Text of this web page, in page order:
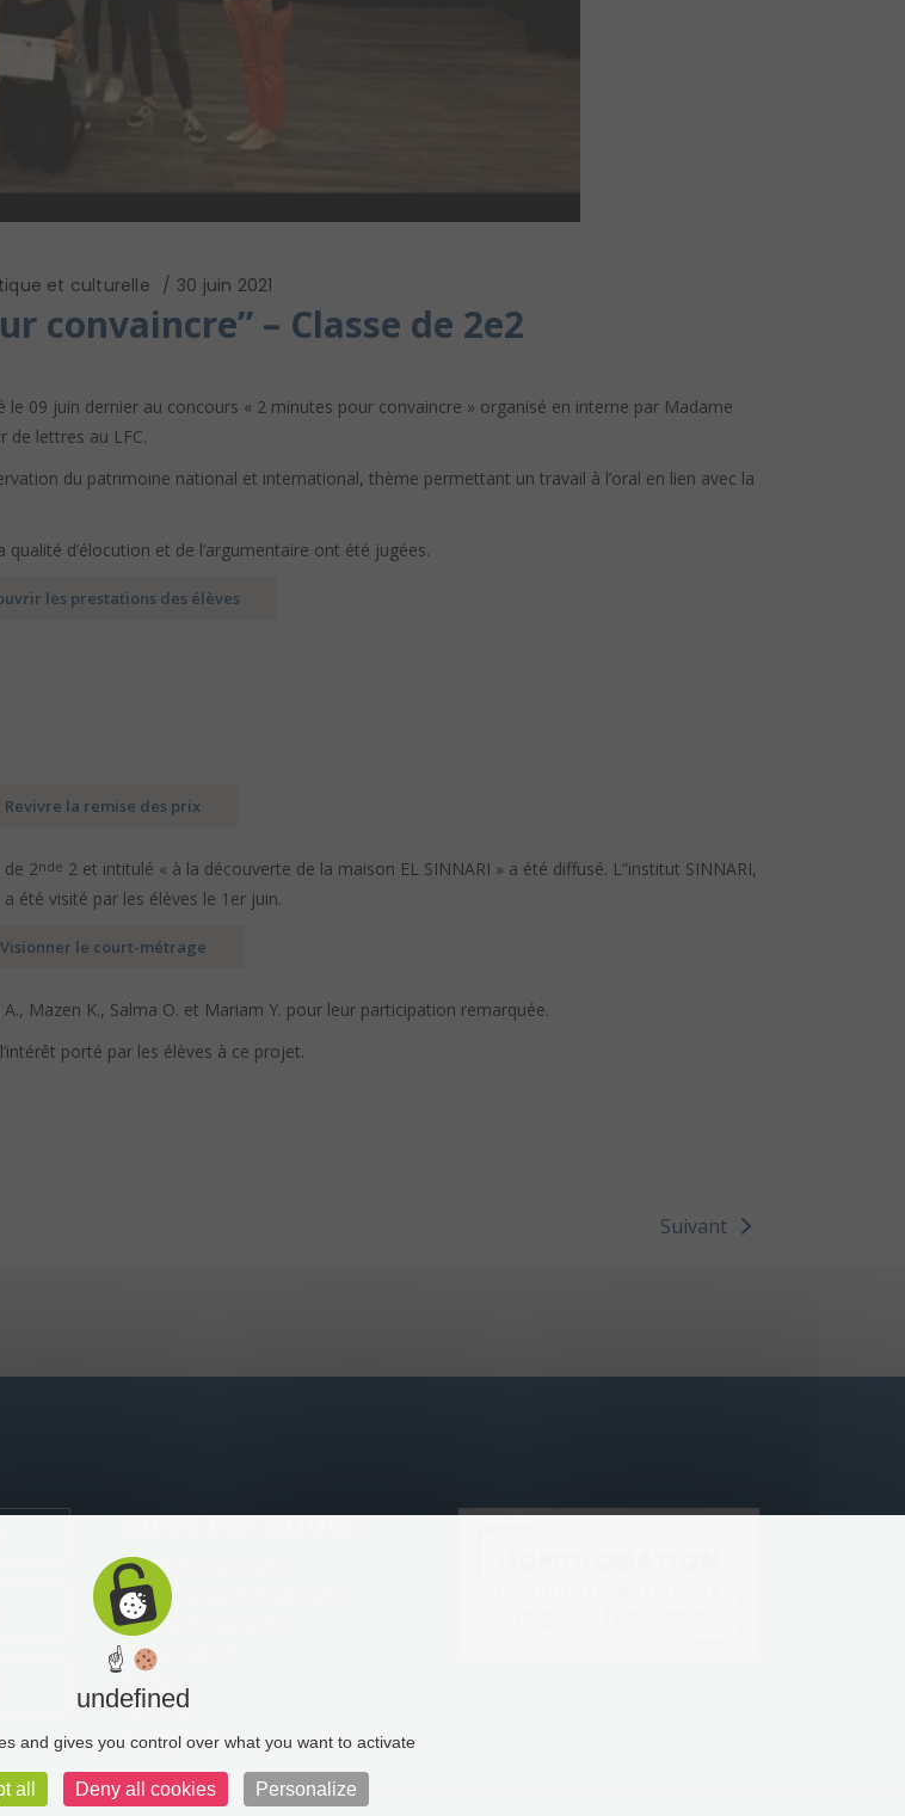
et culturelle 30 juin 2021
convaincre” – Classe de 2e2
le 09 juin dernier au concours « 2 minutes pour convaincre » organisé en interne par Madame
de lettres au LFC.
du patrimoine national et international, thème permettant un travail à l’oral en lien avec la
d’élocution et de l’argumentaire ont été jugées.
les prestations des élèves
Revivre la remise des prix
de 2nde 2 et intitulé « à la découverte de la maison EL SINNARI » a été diffusé. L”institut SINNARI,
été visité par les élèves le 1er juin.
Visionner le court-métrage
Mazen K., Salma O. et Mariam Y. pour leur participation remarquée.
porté par les élèves à ce projet.
Suivant
INFOS PRATIQUES
Calendrier scolaire
Fournitures et matériels
Centre d’examens
Restauration
Sécurité
Transports
☝
undefined
and gives you control over what you want to activate
all Deny all cookies Personalize